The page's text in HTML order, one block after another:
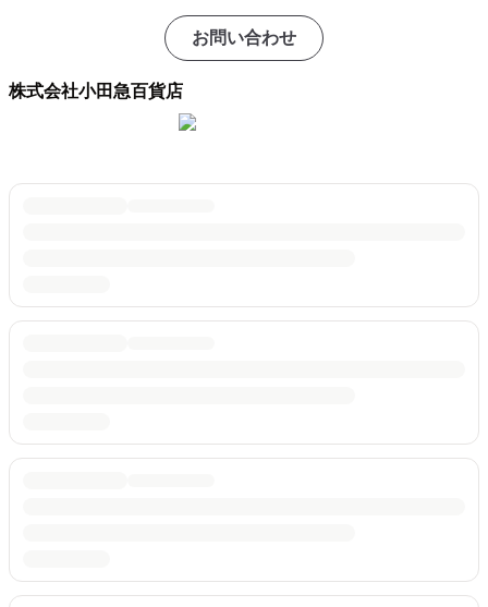
お問い合わせ
株式会社小田急百貨店